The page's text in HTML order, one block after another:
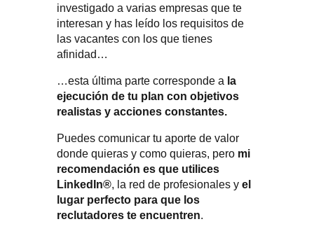
investigado a varias empresas que te
interesan y has leído los requisitos de
las vacantes con los que tienes
afinidad…
…esta última parte corresponde a la
ejecución de tu plan con objetivos
realistas y acciones constantes.
Puedes comunicar tu aporte de valor
donde quieras y como quieras, pero mi
recomendación es que utilices
LinkedIn®, la red de profesionales y el
lugar perfecto para que los
reclutadores te encuentren.